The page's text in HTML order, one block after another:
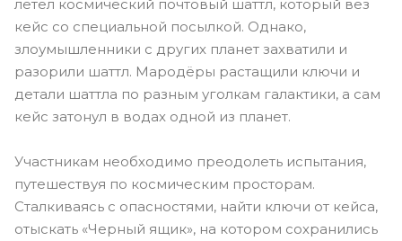
летел космический почтовый шаттл, который вез
кейс со специальной посылкой. Однако,
злоумышленники с других планет захватили и
разорили шаттл. Мародёры растащили ключи и
детали шаттла по разным уголкам галактики, а сам
кейс затонул в водах одной из планет.
Участникам необходимо преодолеть испытания,
путешествуя по космическим просторам.
Сталкиваясь с опасностями, найти ключи от кейса,
отыскать «Черный ящик», на котором сохранились